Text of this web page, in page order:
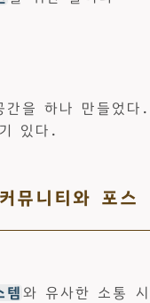
간을 하나 만들었다.
있다.
뮤니티와 포스
템 와 유사한 소통 시